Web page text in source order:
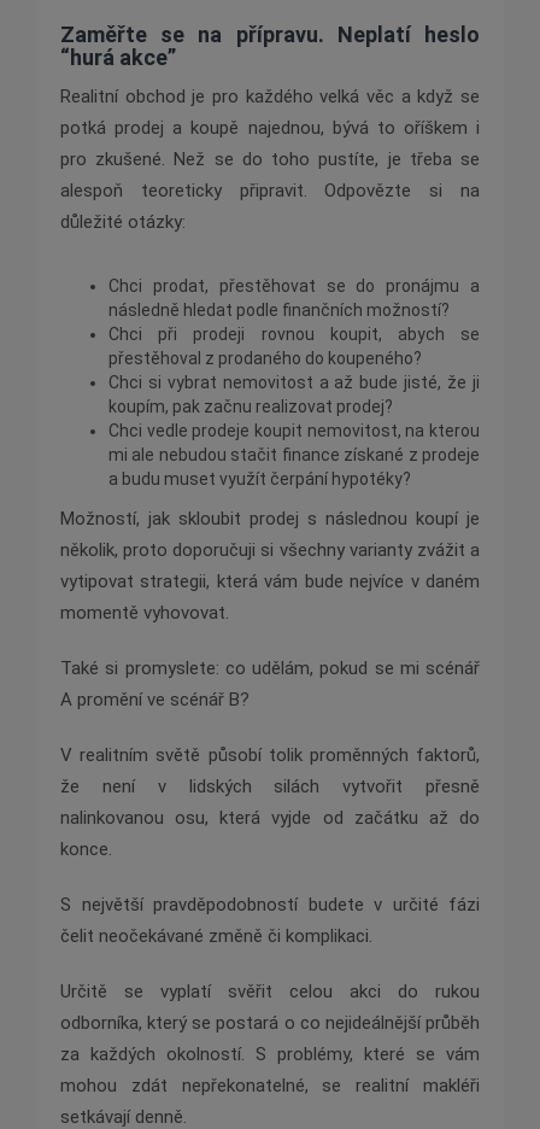
Zaměřte se na přípravu. Neplatí heslo
“hurá akce”
Realitní obchod je pro každého velká věc a když se
potká prodej a koupě najednou, bývá to oříškem i
pro zkušené. Než se do toho pustíte, je třeba se
alespoň teoreticky připravit. Odpovězte si na
důležité otázky:
Chci prodat, přestěhovat se do pronájmu a
následně hledat podle finančních možností?
Chci při prodeji rovnou koupit, abych se
přestěhoval z prodaného do koupeného?
Chci si vybrat nemovitost a až bude jisté, že ji
koupím, pak začnu realizovat prodej?
Chci vedle prodeje koupit nemovitost, na kterou
mi ale nebudou stačit finance získané z prodeje
a budu muset využít čerpání hypotéky?
Možností, jak skloubit prodej s následnou koupí je
několik, proto doporučuji si všechny varianty zvážit a
vytipovat strategii, která vám bude nejvíce v daném
momentě vyhovovat.
Také si promyslete: co udělám, pokud se mi scénář
A promění ve scénář B?
V realitním světě působí tolik proměnných faktorů,
že není v lidských silách vytvořit přesně
nalinkovanou osu, která vyjde od začátku až do
konce.
S největší pravděpodobností budete v určité fázi
čelit neočekávané změně či komplikaci.
Určitě se vyplatí svěřit celou akci do rukou
odborníka, který se postará o co nejideálnější průběh
za každých okolností. S problémy, které se vám
mohou zdát nepřekonatelné, se realitní makléři
setkávají denně.